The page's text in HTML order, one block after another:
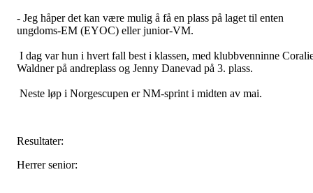
- Jeg håper det kan være mulig å få en plass på laget til enten
ungdoms-EM (EYOC) eller junior-VM.
I dag var hun i hvert fall best i klassen, med klubbvenninne
Waldner på andreplass og Jenny Danevad på 3. plass.
Neste løp i Norgescupen er NM-sprint i midten av mai.
Resultater:
Herrer senior: